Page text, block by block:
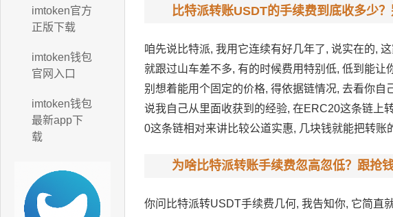
imtoken官方
正版下载
imtoken钱包
官网入口
imtoken钱包
最新app下
载
比特派转账USDT的手续费到底收多少
咱先说比特派, 我用它连续有好几年了, 说实在的,
就跟过山车差不多, 有的时候费用特别低, 低到能
别想着能用个固定的价格, 得依据链情况, 去看你
说我自己从里面收获到的经验, 在ERC20这条链上
0这条链相对来讲比较公道实惠, 几块钱就能把转账
为啥比特派转账手续费忽高忽低？跟抢
你问比特派转USDT手续费几何, 我告知你, 它简直